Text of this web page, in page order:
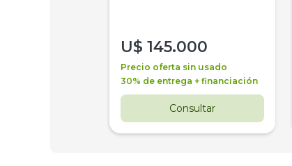
U$ 145.000
Precio oferta sin usado
30% de entrega + financiación
Consultar